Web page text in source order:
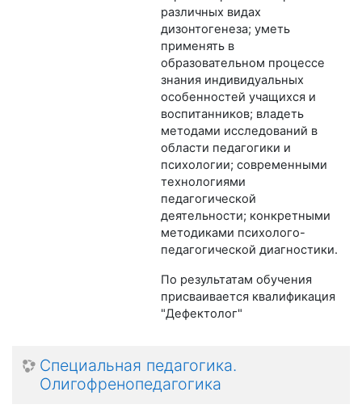
различных видах
дизонтогенеза; уметь
применять в
образовательном процессе
знания индивидуальных
особенностей учащихся и
воспитанников; владеть
методами исследований в
области педагогики и
психологии; современными
технологиями
педагогической
деятельности; конкретными
методиками психолого-
педагогической диагностики.
По результатам обучения
присваивается квалификация
"Дефектолог"
Специальная педагогика.
Олигофренопедагогика